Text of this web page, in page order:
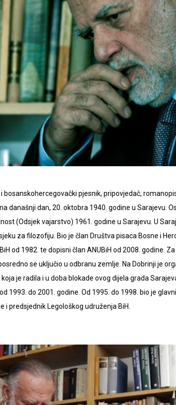
bosanskohercegovački pjesnik, pripovjedač,
današnji dan, 20. oktobra 1940. godine u Sarajevu.
(Odsjek vajarstvo) 1961. godine u Sarajevu. U
za filozofiju. Bio je član Društva pisaca Bosne i
od 1982. te dopisni član ANUBiH od 2008. godine.
se uključio u odbranu zemlje. Na Dobrinji je
je radila i u doba blokade ovog dijela grada
1993. do 2001. godine. Od 1995. do 1998. bio je
i predsjednik Legološkog udruženja BiH.